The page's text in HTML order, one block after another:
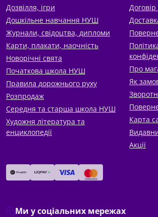
Дозвілля, ігри
Дошкільне навчання НУШ
Журнали, свідоцтва, дипломи
Карти, плакати, наочність
Новорічні свята
Початкова школа НУШ
Правила дорожнього руху
Розпродаж
Середня та старша школа НУШ
Художня література та
енциклопедії
Про
Як
Карта
Акції
Ми у соціальних мережах